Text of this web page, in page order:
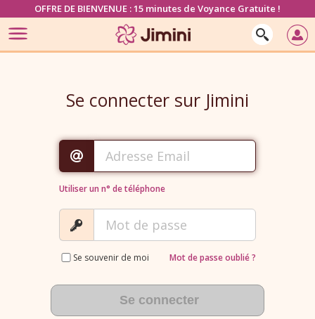
OFFRE DE BIENVENUE : 15 minutes de Voyance Gratuite !
Se connecter sur Jimini
Utiliser un n° de téléphone
Se souvenir de moi Mot de passe oublié ?